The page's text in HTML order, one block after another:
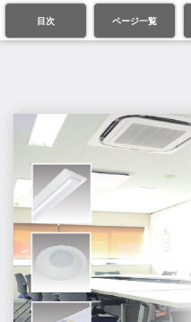
目次 ページ一覧